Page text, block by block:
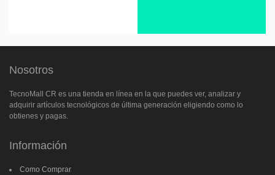
Nosotros
TecnoMall CR es una tienda en línea en la que puedes ver, analizar y
adquirir artículos tecnológicos de última generación eligiendo como lo
obtienes y pagas.
Información
Como Comprar